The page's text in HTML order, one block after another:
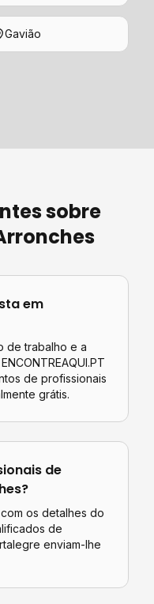
Gavião
sobre
em
de trabalho e a
de profissionais
grátis.
de
?
os detalhes do
de
enviam-lhe